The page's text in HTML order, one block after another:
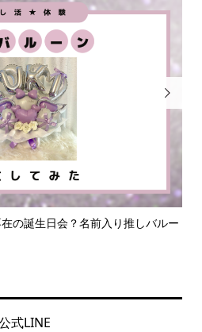
会？名前入り推しバルー 【2024年更

式LINE